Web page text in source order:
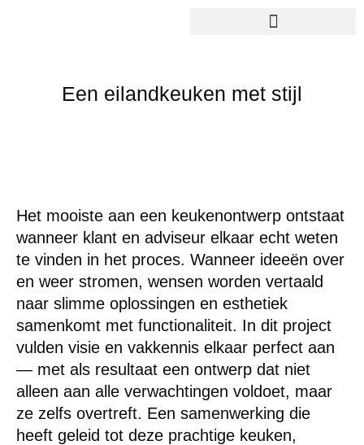
Een eilandkeuken met stijl
Het mooiste aan een keukenontwerp ontstaat
wanneer klant en adviseur elkaar echt weten
te vinden in het proces. Wanneer ideeën over
en weer stromen, wensen worden vertaald
naar slimme oplossingen en esthetiek
samenkomt met functionaliteit. In dit project
vulden visie en vakkennis elkaar perfect aan
— met als resultaat een ontwerp dat niet
alleen aan alle verwachtingen voldoet, maar
ze zelfs overtreft. Een samenwerking die
heeft geleid tot deze prachtige keuken,